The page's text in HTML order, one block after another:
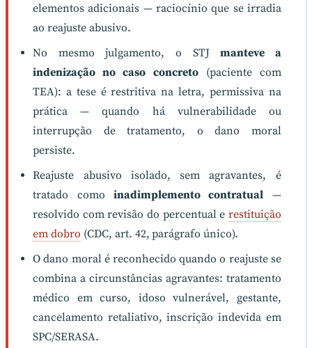
elementos adicionais — raciocínio que se irradia
ao reajuste abusivo.
No mesmo julgamento, o STJmanteve a
indenização no caso concreto(paciente com
TEA): a tese é restritiva na letra, permissiva na
prática — quando há vulnerabilidade ou
interrupção de tratamento, o dano moral
persiste.
Reajuste abusivo isolado, sem agravantes, é
tratado como inadimplemento contratual —
resolvido com revisão do percentual e restituição
em dobro (CDC, art. 42, parágrafo único).
O dano moral é reconhecido quando o reajuste se
combina a circunstâncias agravantes: tratamento
médico em curso, idoso vulnerável, gestante,
cancelamento retaliativo, inscrição indevida em
SPC/SERASA.